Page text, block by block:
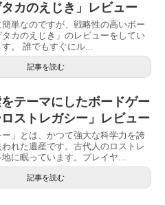
カのえじき」レビュー
単なのですが、戦略性の高いボー
タカのえじき」のレビューをしてい
す。 誰でもすぐにル...
記事を読む
テーマにしたボードゲー
ストレガシー」レビュー
ー」とは、かつて強大な科学力を誇
れた遺産です。古代人のロストレ
に眠っています。プレイヤ...
記事を読む